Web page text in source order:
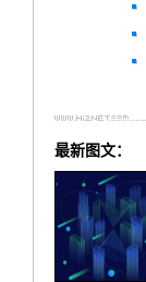
最新图文：